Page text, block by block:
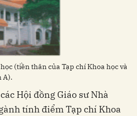
(tiền thân của Tạp chí Khoa học và
A).
Hội đồng Giáo sư Nhà
tính điểm Tạp chí Khoa